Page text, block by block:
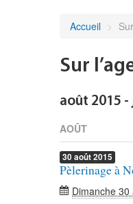
Accueil >
Sur
août 2015
AOÛT
30 août2015
Pèlerinage à
Dimanche